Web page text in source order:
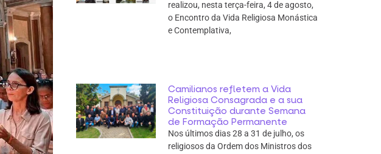
realizou, nesta terça-feira, 4 de agosto,
o Encontro da Vida Religiosa Monástica
e Contemplativa,
Camilianos refletem a Vida
Religiosa Consagrada e a sua
Constituição durante Semana
de Formação Permanente
Nos últimos dias 28 a 31 de julho, os
religiosos da Ordem dos Ministros dos